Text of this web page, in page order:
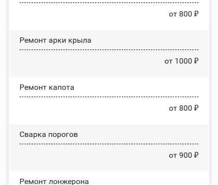
от 800 ₽
Ремонт арки крыла
от 1000 ₽
Ремонт капота
от 800 ₽
Сварка порогов
от 900 ₽
Ремонт лонжерона